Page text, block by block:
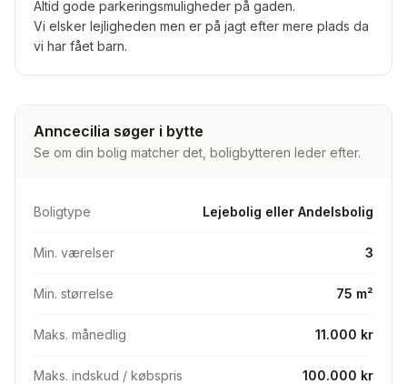
Altid gode parkeringsmuligheder på gaden.
Vi elsker lejligheden men er på jagt efter mere plads da
vi har fået barn.
Anncecilia søger i bytte
Se om din bolig matcher det, boligbytteren leder efter.
Boligtype Lejebolig eller Andelsbolig
Min. værelser 3
Min. størrelse 75 m²
Maks. månedlig 11.000 kr
Maks. indskud / købspris 100.000 kr